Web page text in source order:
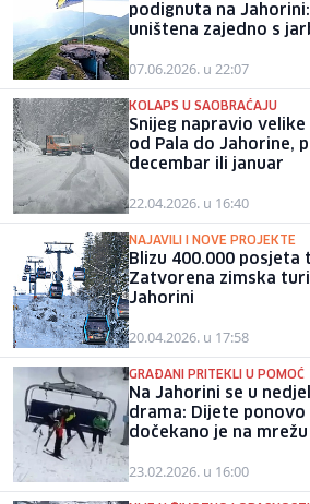
podignuta na
uništena zajedno s
07.06.2026. u 22:07
KOLAPS U SAOBRAĆAJU
Snijeg napravio
od Pala do Jahorine,
decembar ili januar
22.04.2026. u 16:40
NAJAVILI I NOVE PROJEKTE
Blizu 400.000 posjeta
Zatvorena zimska
Jahorini
20.04.2026. u 17:58
GRAĐANI PRITEKLI U POMOĆ
Na Jahorini se u
drama: Dijete ponovo
dočekano je na mrežu
23.02.2026. u 16:00